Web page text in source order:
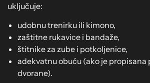
uključuje:
udobnu trenirku ili kimono,
zaštitne rukavice i bandaže,
štitnike za zube i potkoljenice,
adekvatnu obuću (ako je propisana
dvorane).